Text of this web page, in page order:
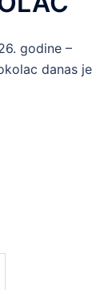
godine –
danas je